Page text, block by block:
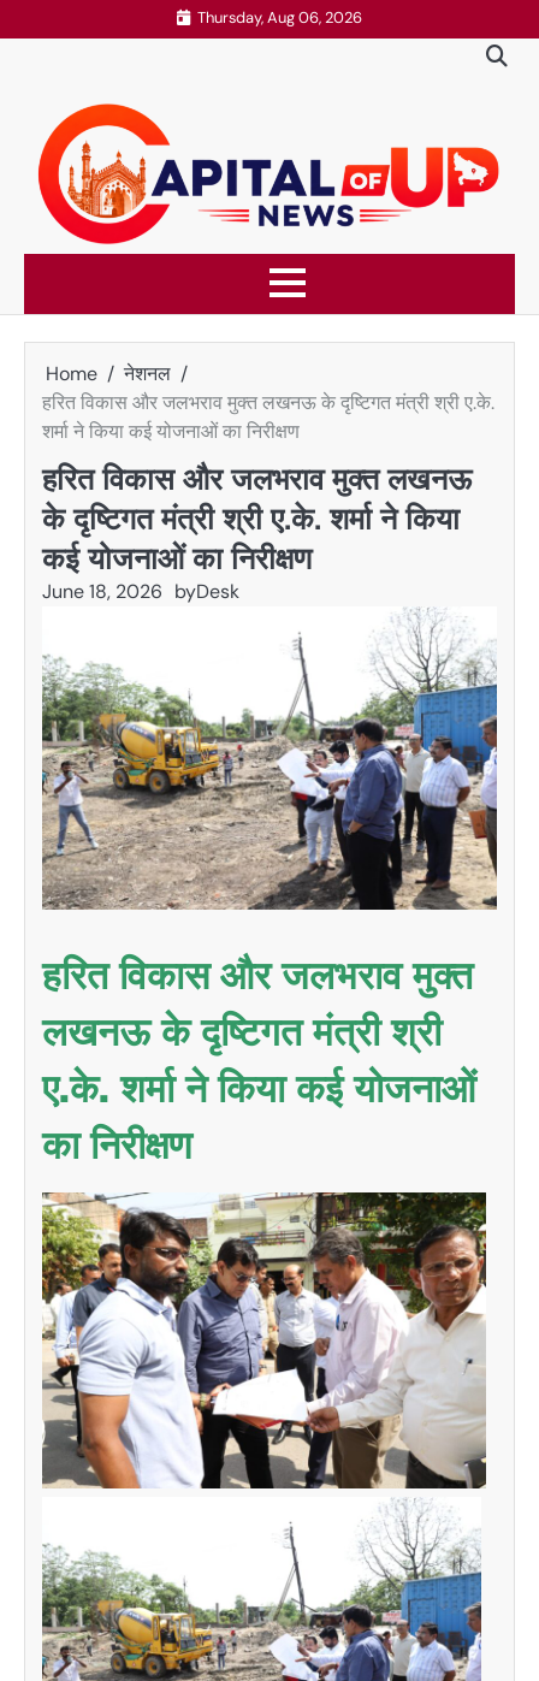
to
Thursday, Aug 06, 2026
Home
नेशनल
हरित विकास और जलभराव मुक्त लखनऊ के दृष्टिगत मंत्री श्री ए.के.
शर्मा ने किया कई योजनाओं का निरीक्षण
हरित विकास और जलभराव मुक्त लखनऊ
के दृष्टिगत मंत्री श्री ए.के. शर्मा ने किया
कई योजनाओं का निरीक्षण
June 18, 2026 byDesk
हरित विकास और जलभराव मुक्त
लखनऊ के दृष्टिगत मंत्री श्री
ए.के. शर्मा ने किया कई योजनाओं
का निरीक्षण